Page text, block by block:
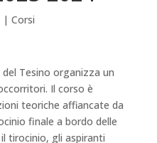
| Corsi
Tesino organizza un
Il corso è
teoriche affiancate da
finale a bordo delle
tirocinio, gli aspiranti